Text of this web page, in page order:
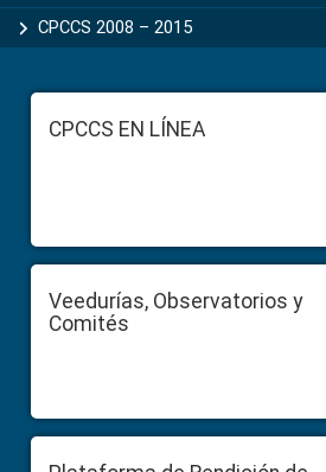
CPCCS 2008 – 2015
FooterCPCCS EN LÍNEA
Veedurías, Observatorios y
Comités